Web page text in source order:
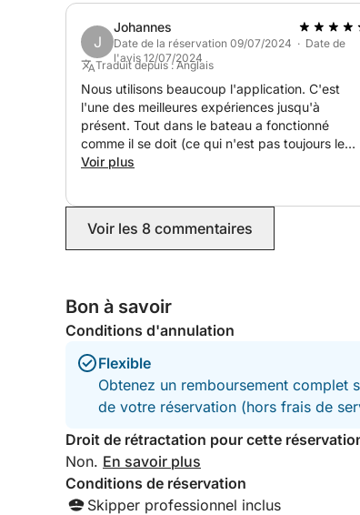
J
Johannes
Date de la réservation 09/07/2024 · Date de
l'avis 12/07/2024
Traduit depuis : Anglais
Nous utilisons beaucoup l'application. C'est
l'une des meilleures expériences jusqu'à
présent. Tout dans le bateau a fonctionné
comme il se doit (ce qui n'est pas toujours le
cas)
Voir plus
Voir les 8 commentaires
Bon à savoir
Conditions d'annulation
Flexible
Obtenez un remboursement complet
de votre réservation (hors frais de
Droit de rétractation pour cette
Non. En savoir plus
Conditions de réservation
Skipper professionnel inclus